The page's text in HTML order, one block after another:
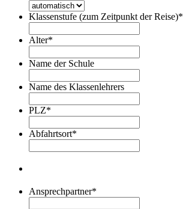
Klassenstufe (zum Zeitpunkt der Reise)*
Alter*
Name der Schule
Name des Klassenlehrers
PLZ*
Abfahrtsort*
Ansprechpartner*